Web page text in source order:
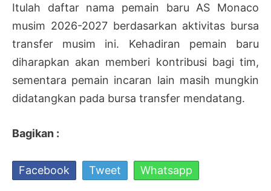
Itulah daftar nama pemain baru AS Monaco
musim 2026-2027 berdasarkan aktivitas bursa
transfer musim ini. Kehadiran pemain baru
diharapkan akan memberi kontribusi bagi tim,
sementara pemain incaran lain masih mungkin
didatangkan pada bursa transfer mendatang.
Bagikan :
Facebook Tweet Whatsapp